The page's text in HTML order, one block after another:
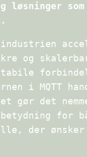
og løsninger
og
i MQTT
gør det
for
der